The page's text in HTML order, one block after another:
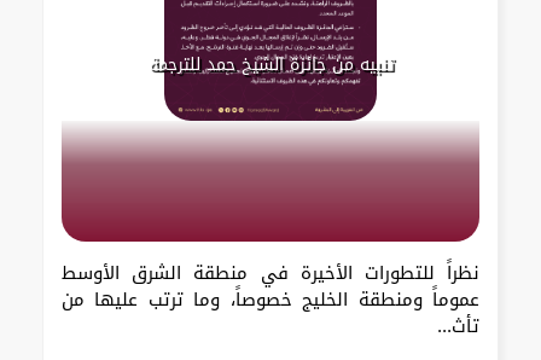
تنبيه من جائزة الشيخ حمد للترجمة
نظراً للتطورات الأخيرة في منطقة الشرق الأوسط
عموماً ومنطقة الخليج خصوصاً، وما ترتب عليها من
تأث...